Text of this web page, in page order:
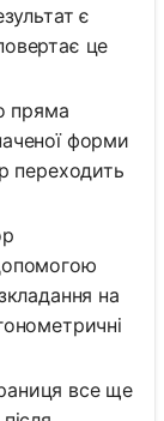
є
це
пряма
форми
переходить
на
все ще